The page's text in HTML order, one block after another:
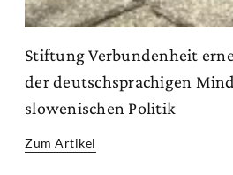
Stiftung Verbundenheit
der deutschsprachigen
slowenischen Politik
Zum Artikel